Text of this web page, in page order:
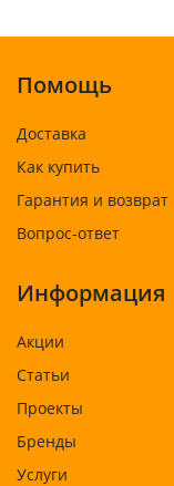
Помощь
Доставка
Как купить
Гарантия и возврат
Вопрос-ответ
Информация
Акции
Статьи
Проекты
Бренды
Услуги